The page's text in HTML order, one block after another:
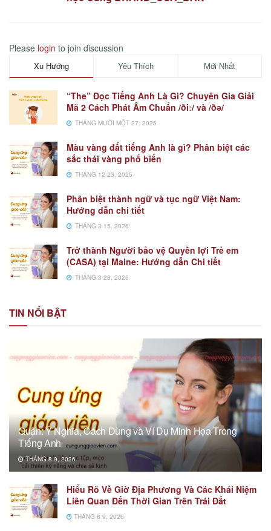
Please login to join discussion
Xu Hướng Yêu Thích Mới Nhất
“The” Đọc Tiếng Anh Là Gì? Chuyên Gia Giải
Mã 2 Cách Phát Âm Chuẩn /ðiː/ và /ðə/
THÁNG MƯỜI MỘT 27, 2025
Màu vàng đất tiếng Anh là gì? Phân biệt các
sắc thái vàng phổ biến
THÁNG 12 23, 2025
Phân biệt thành ngữ và tục ngữ Việt Nam:
Hướng dẫn chi tiết
THÁNG 3 15, 2026
Trở thành Người bảo vệ Quyền lợi Trẻ em
(CASA) tại Maine: Hướng dẫn Chi tiết
THÁNG 3 28, 2026
TIN NỔI BẬT
Quận: Ý Nghĩa, Cách Dùng và Ví Dụ Minh Họa Trong
Tiếng Anh
THÁNG 8 9, 2026
Hiểu Rõ Về Giờ Địa Phương Và Các Khái Niệm
Liên Quan Đến Thời Gian Trên Trái Đất
THÁNG 8 9, 2026